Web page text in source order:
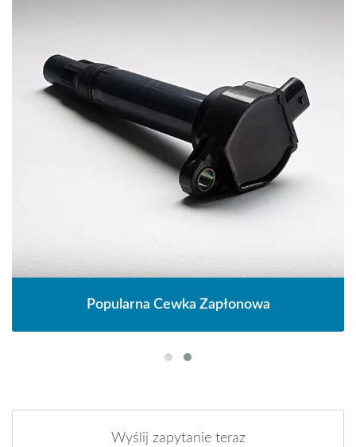
Popularna Cewka Zapłonowa
Wyślij zapytanie teraz